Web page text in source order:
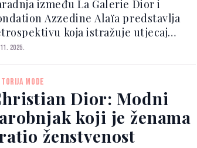
između La Galerie Dior i
Azzedine Alaïa predstavlja
koja istražuje utjecaj
na Alaïin rad i njegovu strast
poznat po svojim preciznim
i inovativnim sil...
2025.
MODE
Dior: Modni
koji je ženama
ženstvenost